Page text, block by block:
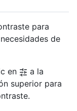
para
de
en
a la
superior para